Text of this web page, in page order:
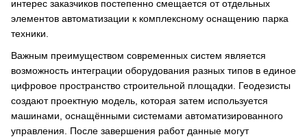
интерес заказчиков постепенно смещается от отдельных
элементов автоматизации к комплексному оснащению парка
техники.
Важным преимуществом современных систем является
возможность интеграции оборудования разных типов в единое
цифровое пространство строительной площадки. Геодезисты
создают проектную модель, которая затем используется
машинами, оснащёнными системами автоматизированного
управления. После завершения работ данные могут